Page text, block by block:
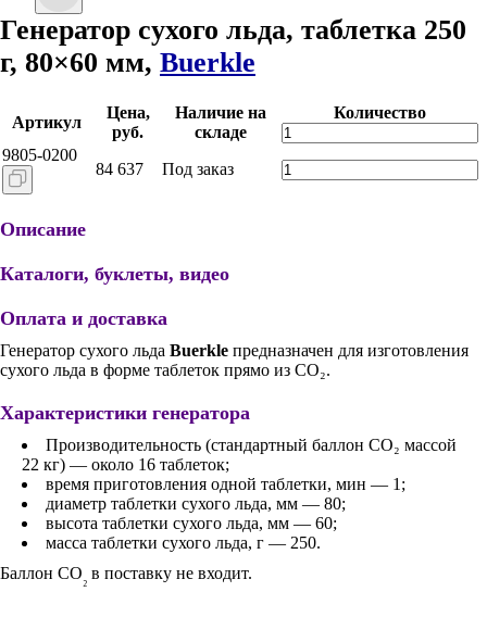
Генератор сухого льда, таблетка 250
г, 80×60 мм, Buerkle
Артикул
Цена,
руб.
Наличие на
складе
Количество
9805-0200
84 637 Под заказ
Описание
Каталоги, буклеты, видео
Оплата и доставка
Генератор сухого льда Buerkle предназначен для изготовления
сухого льда в форме таблеток прямо из CO₂.
Характеристики генератора
Производительность (стандартный баллон CO₂ массой
22 кг) — около 16 таблеток;
время приготовления одной таблетки, мин — 1;
диаметр таблетки сухого льда, мм — 80;
высота таблетки сухого льда, мм — 60;
масса таблетки сухого льда, г — 250.
Баллон СО₂ в поставку не входит.